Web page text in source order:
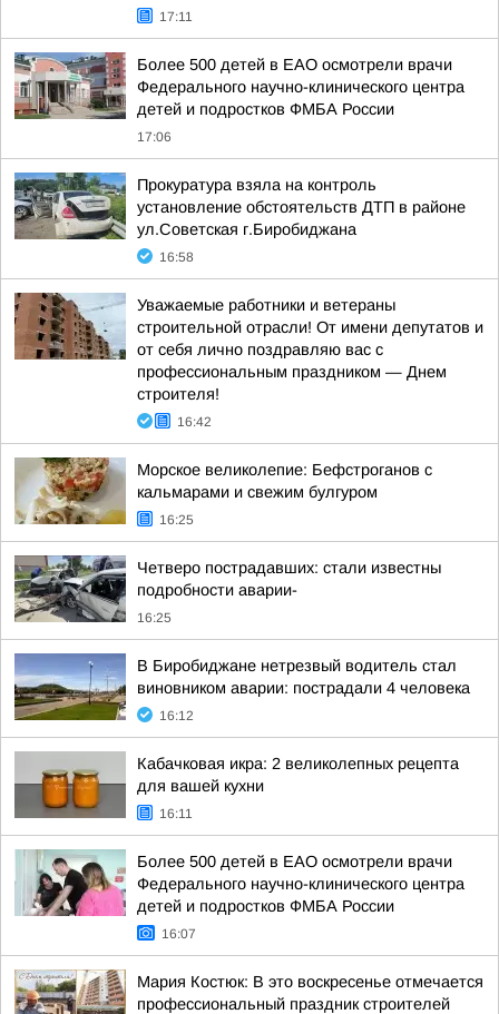
17:11
Более 500 детей в ЕАО осмотрели врачи
Федерального научно-клинического центра
детей и подростков ФМБА России
17:06
Прокуратура взяла на контроль
установление обстоятельств ДТП в районе
ул.Советская г.Биробиджана
16:58
Уважаемые работники и ветераны
строительной отрасли! От имени депутатов и
от себя лично поздравляю вас с
профессиональным праздником — Днем
строителя!
16:42
Морское великолепие: Бефстроганов с
кальмарами и свежим булгуром
16:25
Четверо пострадавших: стали известны
подробности аварии-
16:25
В Биробиджане нетрезвый водитель стал
виновником аварии: пострадали 4 человека
16:12
Кабачковая икра: 2 великолепных рецепта
для вашей кухни
16:11
Более 500 детей в ЕАО осмотрели врачи
Федерального научно-клинического центра
детей и подростков ФМБА России
16:07
Мария Костюк: В это воскресенье отмечается
профессиональный праздник строителей